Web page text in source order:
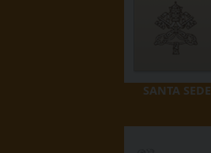
SANTA SEDE